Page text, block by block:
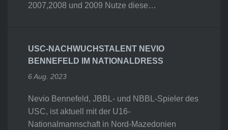
2007,2008 und 2009 Nutze diese…
USC-NACHWUCHSTALENT NEVIO
BENNEFELD IM NATIONALDRESS
6 Aug. 2023
Nevio Bennefeld, JBBL- und NBBL-Spieler des
USC, ist aktuell mit der U16-
Nationalmannschaft in Nord-Mazedonien